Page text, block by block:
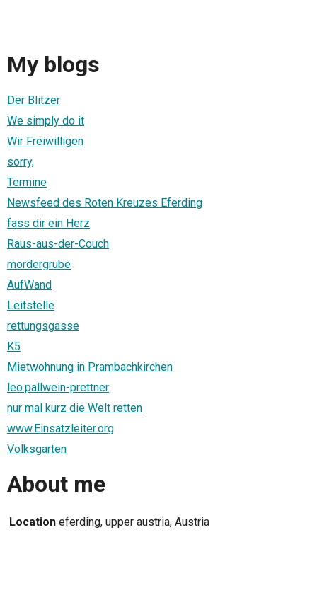
My blogs
Der Blitzer
We simply do it
Wir Freiwilligen
sorry,
Termine
Newsfeed des Roten Kreuzes Eferding
fass dir ein Herz
Raus-aus-der-Couch
mördergrube
AufWand
Leitstelle
rettungsgasse
K5
Mietwohnung in Prambachkirchen
leo.pallwein-prettner
nur mal kurz die Welt retten
www.Einsatzleiter.org
Volksgarten
About me
Location eferding, upper austria, Austria